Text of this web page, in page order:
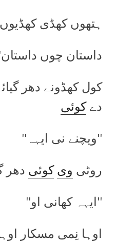
ہتھوں کھڈی
داستان چوں
کول کھڈونے دھر
دےکوئی
''ویچنے نی ایہہ''
روٹی وی کوئی دھر
''ایہہ کھانی او''
اوہا نِمی مسکار